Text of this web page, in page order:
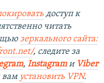
доступ к
читать
зеркального сайта:
, следите за
, Instagramи Viber
вам установить VPN.